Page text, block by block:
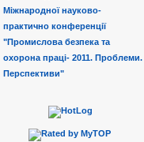
Міжнародної науково-
практично конференції
"Промислова безпека та
охорона праці- 2011. Проблеми.
Перспективи"